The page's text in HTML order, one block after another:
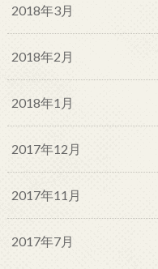
2018年3月
2018年2月
2018年1月
2017年12月
2017年11月
2017年7月